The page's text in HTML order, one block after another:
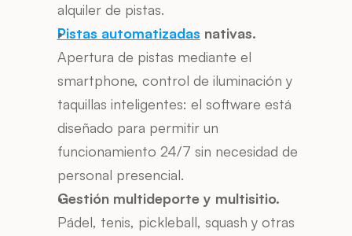
alquiler de pistas.
Pistas automatizadas nativas.
Apertura de pistas mediante el
smartphone, control de iluminación y
taquillas inteligentes: el software está
diseñado para permitir un
funcionamiento 24/7 sin necesidad de
personal presencial.
Gestión multideporte y multisitio.
Pádel, tenis, pickleball, squash y otras